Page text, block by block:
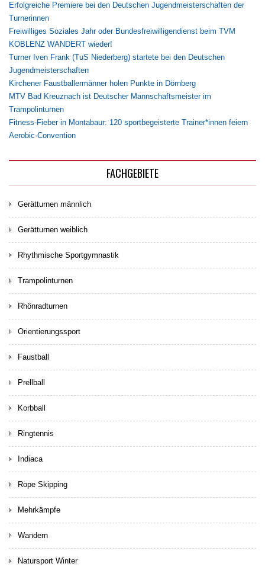
Erfolgreiche Premiere bei den Deutschen Jugendmeisterschaften der
Turnerinnen
Freiwilliges Soziales Jahr oder Bundesfreiwilligendienst beim TVM
KOBLENZ WANDERT wieder!
Turner Iven Frank (TuS Niederberg) startete bei den Deutschen
Jugendmeisterschaften
Kirchener Faustballermänner holen Punkte in Dörnberg
MTV Bad Kreuznach ist Deutscher Mannschaftsmeister im
Trampolinturnen
Fitness-Fieber in Montabaur: 120 sportbegeisterte Trainer*innen feiern
Aerobic-Convention
FACHGEBIETE
Gerätturnen männlich
Gerätturnen weiblich
Rhythmische Sportgymnastik
Trampolinturnen
Rhönradturnen
Orientierungssport
Faustball
Prellball
Korbball
Ringtennis
Indiaca
Rope Skipping
Mehrkämpfe
Wandern
Natursport Winter